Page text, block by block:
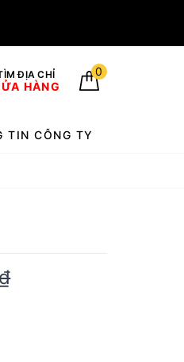
ĐỊA CHỈ
HÀNG
0
TIN CÔNG TY